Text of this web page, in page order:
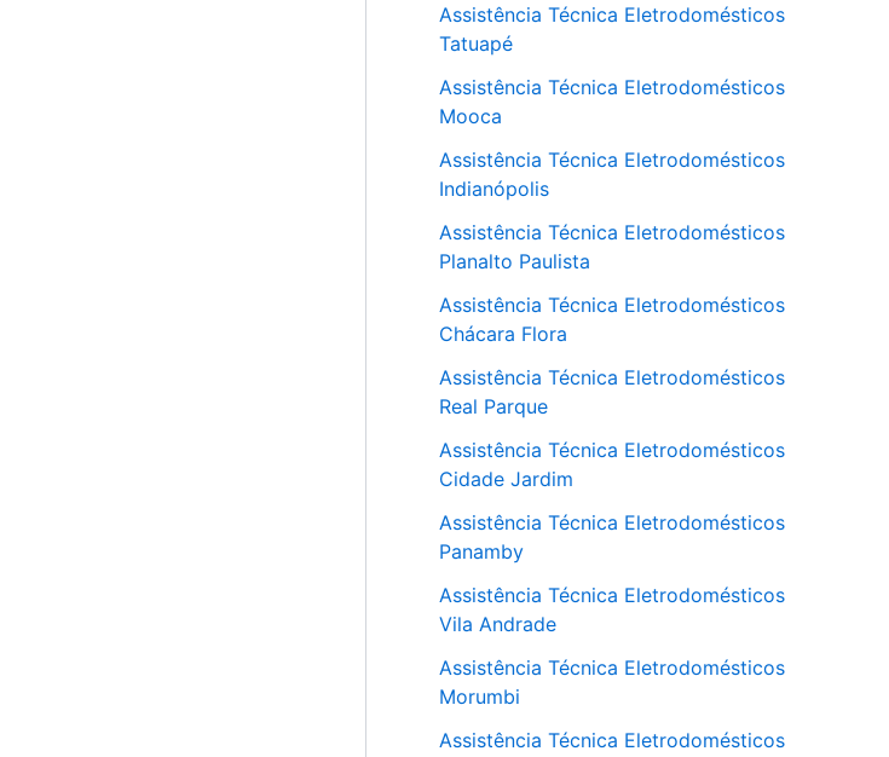
Assistência Técnica Eletrodomésticos
Tatuapé
Assistência Técnica Eletrodomésticos
Mooca
Assistência Técnica Eletrodomésticos
Indianópolis
Assistência Técnica Eletrodomésticos
Planalto Paulista
Assistência Técnica Eletrodomésticos
Chácara Flora
Assistência Técnica Eletrodomésticos
Real Parque
Assistência Técnica Eletrodomésticos
Cidade Jardim
Assistência Técnica Eletrodomésticos
Panamby
Assistência Técnica Eletrodomésticos
Vila Andrade
Assistência Técnica Eletrodomésticos
Morumbi
Assistência Técnica Eletrodomésticos